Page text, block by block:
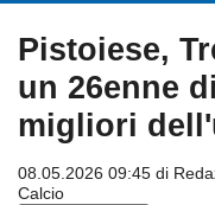
Pistoiese,
un 26enne
migliori
08.05.2026 09:45 di
Calcio